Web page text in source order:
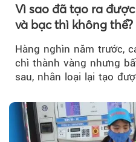
Vì sao đã tạo ra
và bạc thì không thể?
Hàng nghìn năm trước,
chì thành vàng nhưng
sau, nhân loại lại tạo